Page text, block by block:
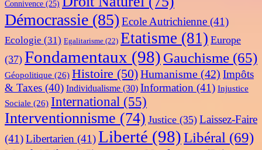
Connivence (25)
Démocrassie (85) Ecole Autrichienne (41)
Ecologie (31) Egalitarisme (22) Etatisme (81) Europe
(37) Fondamentaux (98) Gauchisme (65)
Géopolitique (26) Histoire (50)Humanisme (42) Impôts
& Taxes (40) Individualisme (30) Information (41) Injustice
Sociale (26) International (55)
Interventionnisme (74) Justice (35) Laissez-Faire
(41)Libertarien (41)Liberté (98)Libéral (69)